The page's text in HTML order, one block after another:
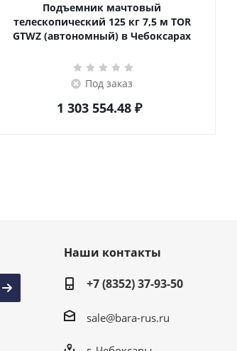
Подъемник мачтовый
телескопический 125 кг 7,5 м TOR
GTWZ (автономный) в Чебоксарах
Под заказ
1 303 554.48 ₽
Наши контакты
+7 (8352) 37-93-50
sale@bara-rus.ru